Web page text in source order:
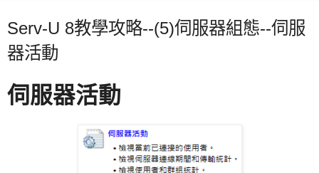
Serv-U 8教學攻略--(5)伺服器組態--伺服
器活動
伺服器活動